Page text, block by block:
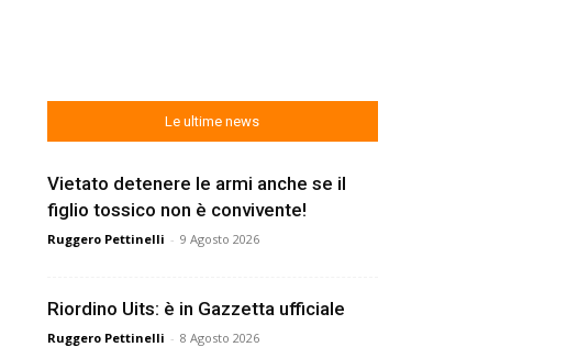
Le ultime news
Vietato detenere le armi anche se il
figlio tossico non è convivente!
Ruggero Pettinelli - 9 Agosto 2026
Riordino Uits: è in Gazzetta ufficiale
Ruggero Pettinelli - 8 Agosto 2026